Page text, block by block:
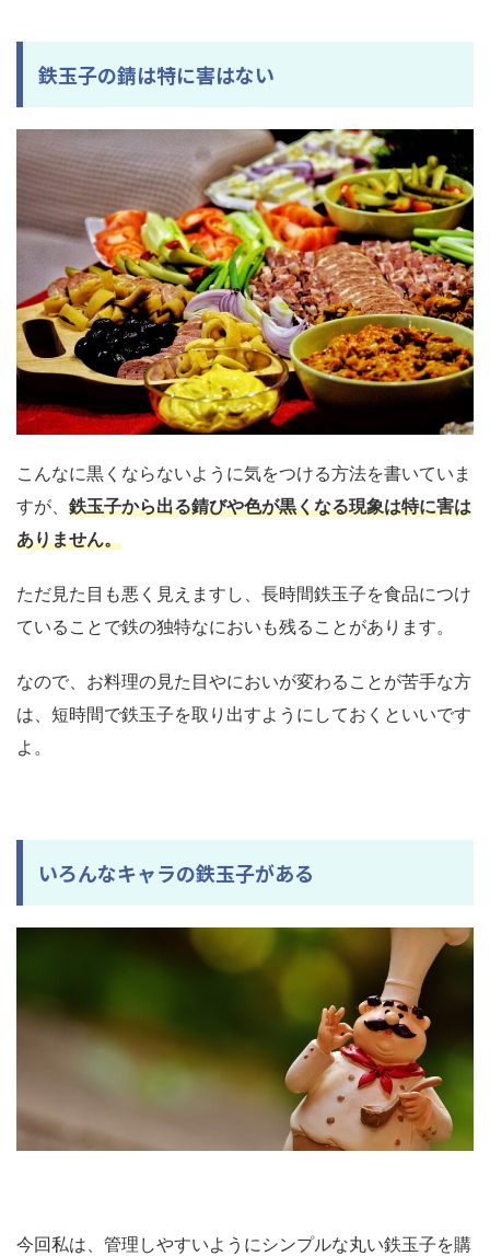
鉄玉子の錆は特に害はない
こんなに黒くならないように気をつける方法を書いていま
すが、 鉄玉子から出る錆びや色が黒くなる現象は特に害は
ありません。
ただ見た目も悪く見えますし、長時間鉄玉子を食品につけ
ていることで鉄の独特なにおいも残ることがあります。
なので、お料理の見た目やにおいが変わることが苦手な方
は、短時間で鉄玉子を取り出すようにしておくといいです
よ。
いろんなキャラの鉄玉子がある
今回私は、管理しやすいようにシンプルな丸い鉄玉子を購